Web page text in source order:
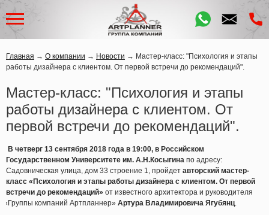
Главная → О компании → Новости → Мастер-класс: "Психология и этапы
работы дизайнера с клиентом. От первой встречи до рекомендаций".
Мастер-класс: "Психология и этапы
работы дизайнера с клиентом. От
первой встречи до рекомендаций".
В четверг 13 сентября 2018 года в 19:00, в Российском
Государственном Университете им. А.Н.Косыгина по адресу:
Садовническая улица, дом 33 строение 1, пройдет авторский мастер-
класс «Психология и этапы работы дизайнера с клиентом. От первой
встречи до рекомендаций» от известного архитектора и руководителя
«Группы компаний Артпланнер»Артура Владимировича Ягубянц.